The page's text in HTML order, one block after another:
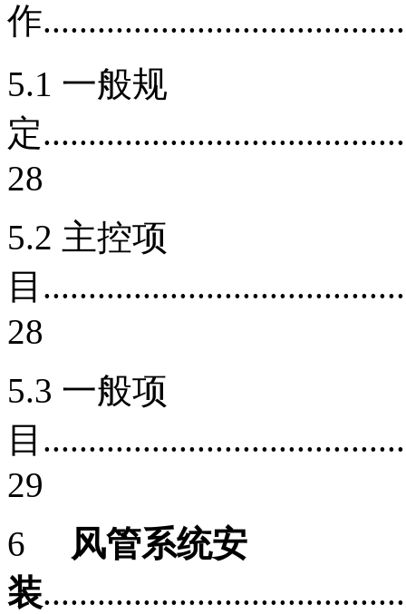
作
5.1 一般规
定
28
5.2 主控项
目
28
5.3 一般项
目
29
6 风管系统安
装